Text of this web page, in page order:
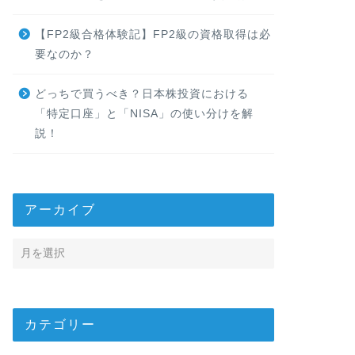
【FP2級合格体験記】FP2級の資格取得は必
要なのか？
どっちで買うべき？日本株投資における
「特定口座」と「NISA」の使い分けを解
説！
アーカイブ
カテゴリー